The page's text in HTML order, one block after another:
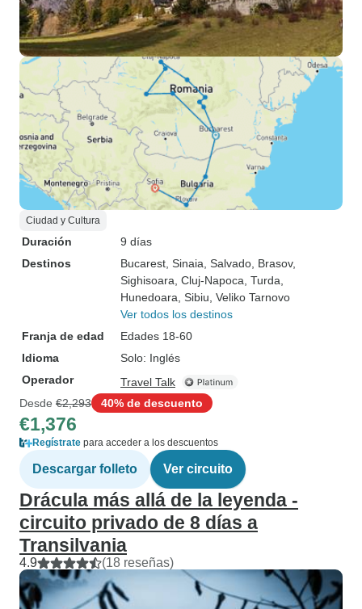
Ciudad y Cultura
Duración
9 días
Destinos
Bucarest , Sinaia , Salvado , Brasov,
Sighisoara , Cluj-Napoca , Turda
Hunedoara , Sibiu , Veliko Tarnovo
Ver todos los destinos
Franja de edad
Edades 18-60
Idioma
Solo: Inglés
Operador
Travel Talk
Desde €2,293 40% de descuento
€1,376
Regístrate para acceder a los descuentos
Descargar folleto Ver circuito
Drácula más allá de la leyenda -
circuito privado de 8 días a
Transilvania
4.9 (18 reseñas)